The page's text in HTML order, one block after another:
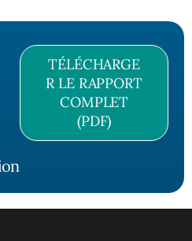
TÉLÉCHARGE
R LE RAPPORT
COMPLET
(PDF)